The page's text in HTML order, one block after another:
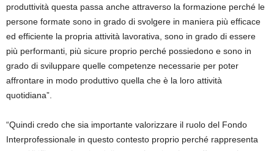
produttività questa passa anche attraverso la formazione perché le
persone formate sono in grado di svolgere in maniera più efficace
ed efficiente la propria attività lavorativa, sono in grado di essere
più performanti, più sicure proprio perché possiedono e sono in
grado di sviluppare quelle competenze necessarie per poter
affrontare in modo produttivo quella che è la loro attività
quotidiana”.
“Quindi credo che sia importante valorizzare il ruolo del Fondo
Interprofessionale in questo contesto proprio perché rappresenta